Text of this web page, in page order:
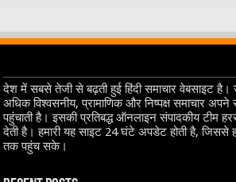
देश में सबसे तेजी से बढ़ती हुई हिंदी समाचार वेबसाइट है।
अधिक विश्वसनीय, प्रामाणिक और निष्पक्ष समाचार अपने
पहुंचाती है। इसकी प्रतिबद्ध ऑनलाइन संपादकीय टीम
देती है। हमारी यह साइट 24 घंटे अपडेट होती है, जिससे
तक पहुंच सके।